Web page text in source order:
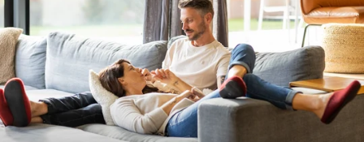
世界で最も自然なルームシュ
ーズ